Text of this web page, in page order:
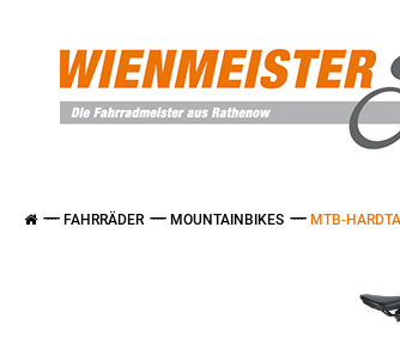
FAHRRÄDER MOUNTAINBIKES MTB-